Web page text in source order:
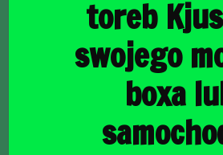
4 SZT
toreb
swojego
boxa